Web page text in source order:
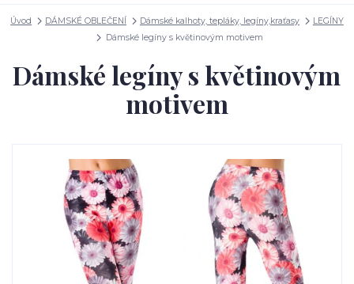
Úvod DÁMSKÉ OBLEČENÍ Dámské kalhoty, tepláky, legíny,kraťasy
LEGÍNY
Dámské legíny s květinovým motivem
Dámské legíny s květinovým
motivem